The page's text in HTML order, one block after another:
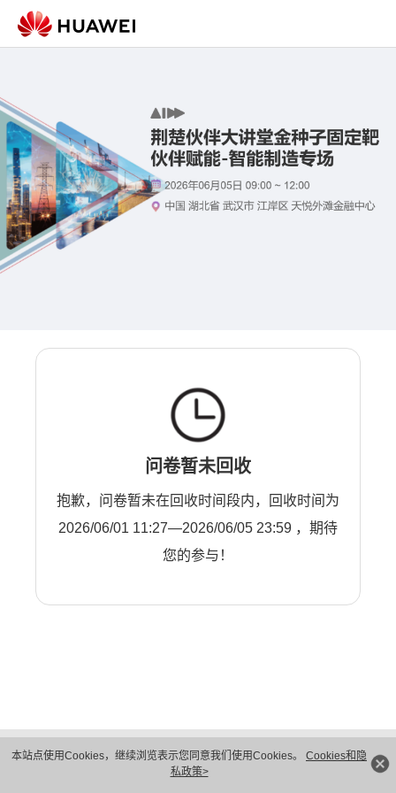
本站点使用Cookies，继续浏览表示您同意我们使用Cookies。 Cookies和隐
私政策>
问卷暂未回收
抱歉，问卷暂未在回收时间段内，回收时间为
2026/06/01 11:27—2026/06/05 23:59 ，期待
您的参与！
隐私保护
法律声明